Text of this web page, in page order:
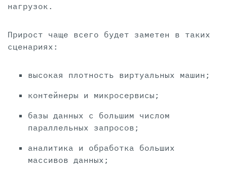
нагрузок.
Прирост чаще всего будет заметен в таких
сценариях:
высокая плотность виртуальных машин;
контейнеры и микросервисы;
базы данных с большим числом
параллельных запросов;
аналитика и обработка больших
массивов данных;